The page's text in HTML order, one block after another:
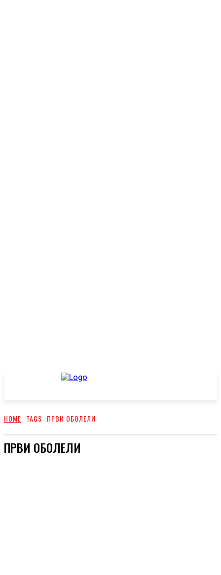
HOME TAGS ПРВИ ОБОЛЕЛИ
ПРВИ ОБОЛЕЛИ